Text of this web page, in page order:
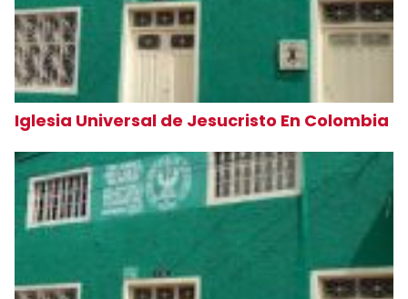
Iglesia Universal de Jesucristo En Colombia